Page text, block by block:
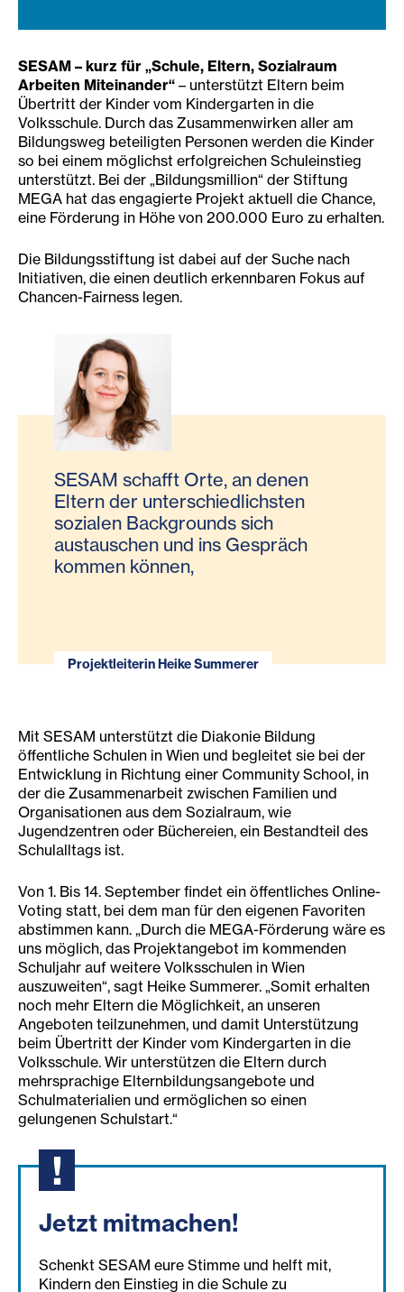
SESAM – kurz für „Schule, Eltern, Sozialraum
Arbeiten Miteinander“ – unterstützt Eltern beim
Übertritt der Kinder vom Kindergarten in die
Volksschule. Durch das Zusammenwirken aller am
Bildungsweg beteiligten Personen werden die Kinder
so bei einem möglichst erfolgreichen Schuleinstieg
unterstützt. Bei der „Bildungsmillion“ der Stiftung
MEGA hat das engagierte Projekt aktuell die Chance,
eine Förderung in Höhe von 200.000 Euro zu erhalten.
Die Bildungsstiftung ist dabei auf der Suche nach
Initiativen, die einen deutlich erkennbaren Fokus auf
Chancen-Fairness legen.
SESAM schafft Orte, an denen
Eltern der unterschiedlichsten
sozialen Backgrounds sich
austauschen und ins Gespräch
kommen können,
Projektleiterin Heike Summerer
Mit SESAM unterstützt die Diakonie Bildung
öffentliche Schulen in Wien und begleitet sie bei der
Entwicklung in Richtung einer Community School, in
der die Zusammenarbeit zwischen Familien und
Organisationen aus dem Sozialraum, wie
Jugendzentren oder Büchereien, ein Bestandteil des
Schulalltags ist.
Von 1. Bis 14. September findet ein öffentliches Online-
Voting statt, bei dem man für den eigenen Favoriten
abstimmen kann. „Durch die MEGA-Förderung wäre es
uns möglich, das Projektangebot im kommenden
Schuljahr auf weitere Volksschulen in Wien
auszuweiten“, sagt Heike Summerer. „Somit erhalten
noch mehr Eltern die Möglichkeit, an unseren
Angeboten teilzunehmen, und damit Unterstützung
beim Übertritt der Kinder vom Kindergarten in die
Volksschule. Wir unterstützen die Eltern durch
mehrsprachige Elternbildungsangebote und
Schulmaterialien und ermöglichen so einen
gelungenen Schulstart.“
Jetzt mitmachen!
Schenkt SESAM eure Stimme und helft mit,
Kindern den Einstieg in die Schule zu